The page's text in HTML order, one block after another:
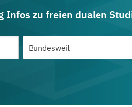
Infos zu freien dualen